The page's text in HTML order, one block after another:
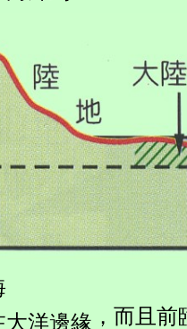
大洋邊緣
，而且